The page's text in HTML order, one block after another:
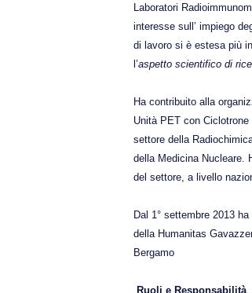
Laboratori
interesse sull’ impiego
di lavoro si è estesa più
l’aspetto scientifico di
Ha contribuito alla
Unità PET con
settore della
della Medicina Nucleare.
del settore, a livello
Dal 1° settembre 2013
della Humanitas
Bergamo
Ruoli e Responsabilità